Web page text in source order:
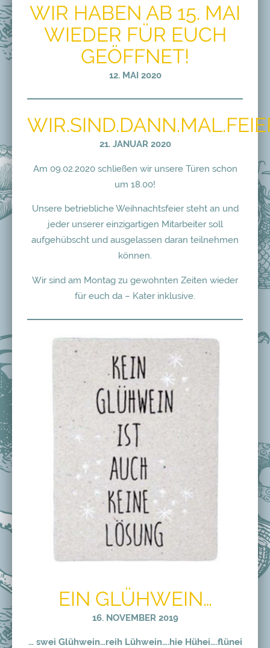
WIR HABEN AB 15. MAI
WIEDER FÜR EUCH
GEÖFFNET!
12. MAI 2020
21. JANUAR 2020
Am 09.02.2020 schließen wir unsere Türen schon
um 18.00!
Unsere betriebliche Weihnachtsfeier steht an und
jeder unserer einzigartigen Mitarbeiter soll
aufgehübscht und ausgelassen daran teilnehmen
können.
Wir sind am Montag zu gewohnten Zeiten wieder
für euch da – Kater inklusive.
EIN GLÜHWEIN…
16. NOVEMBER 2019
… swei Glühwein…reih Lühwein….hie Hühei….flünei